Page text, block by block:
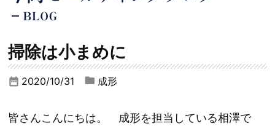
掃除は小まめに
date_range 2020/10/31 成形
皆さんこんにちは。 成形を担当している相澤で